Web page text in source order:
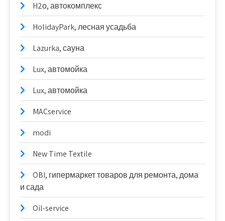
H2о, автокомплекс
HolidayPark, лесная усадьба
Lazurka, сауна
Lux, автомойка
Lux, автомойка
MACservice
modi
New Time Textile
OBI, гипермаркет товаров для ремонта, дома
и сада
Oil-service